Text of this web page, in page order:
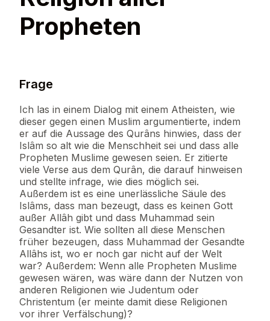
Propheten
Frage
Ich las in einem Dialog mit einem Atheisten, wie
dieser gegen einen Muslim argumentierte, indem
er auf die Aussage des Qurâns hinwies, dass der
Islâm so alt wie die Menschheit sei und dass alle
Propheten Muslime gewesen seien. Er zitierte
viele Verse aus dem Qurân, die darauf hinweisen
und stellte infrage, wie dies möglich sei.
Außerdem ist es eine unerlässliche Säule des
Islâms, dass man bezeugt, dass es keinen Gott
außer Allâh gibt und dass Muhammad sein
Gesandter ist. Wie sollten all diese Menschen
früher bezeugen, dass Muhammad der Gesandte
Allâhs ist, wo er noch gar nicht auf der Welt
war? Außerdem: Wenn alle Propheten Muslime
gewesen wären, was wäre dann der Nutzen von
anderen Religionen wie Judentum oder
Christentum (er meinte damit diese Religionen
vor ihrer Verfälschung)?